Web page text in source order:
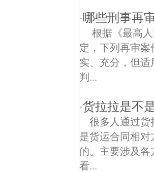
·哪些刑事再
根据《最高
定，下列再审
实、充分，但适
判...
·货拉拉是不
很多人通过货
是货运合同相
的。主要涉及
看...